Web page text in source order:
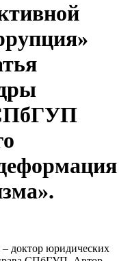
– доктор юридических